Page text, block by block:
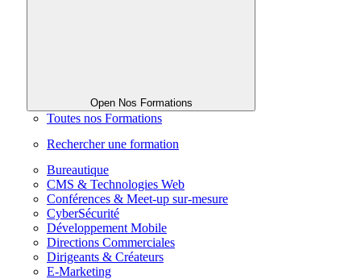
Open Nos Formations
Toutes nos Formations
Rechercher une formation
Bureautique
CMS & Technologies Web
Conférences & Meet-up sur-mesure
CyberSécurité
Développement Mobile
Directions Commerciales
Dirigeants & Créateurs
E-Marketing